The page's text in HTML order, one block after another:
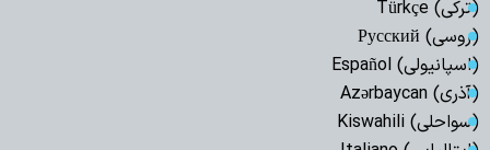
(ترکی) Türkçe
(روسی) Русский
(اسپانیولی) Español
(آذری) Azərbaycan
(سواحلی) Kiswahili